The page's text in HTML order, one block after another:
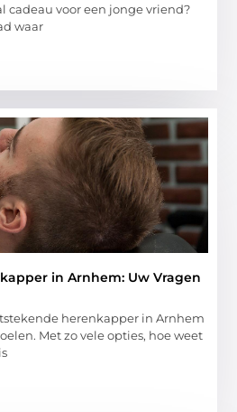
cadeau voor een jonge vriend?
waar
in Arnhem: Uw Vragen
herenkapper in Arnhem
Met zo vele opties, hoe weet